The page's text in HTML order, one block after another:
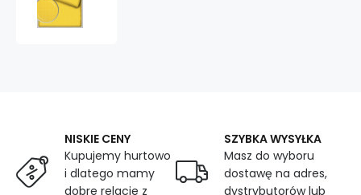
NISKIE CENY
Kupujemy hurtowo
i dlatego mamy
dobre relacje z
SZYBKA WYSYŁKA
Masz do wyboru
dostawę na adres,
dystrybutorów lub